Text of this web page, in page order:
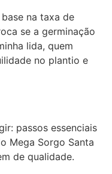
na taxa de
se a germinação
lida, quem
no plantio e
passos essenciais
Mega Sorgo Santa
de qualidade.